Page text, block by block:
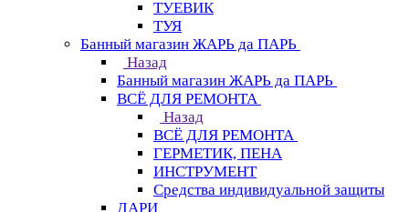
ТУЕВИК
ТУЯ
Банный магазин ЖАРЬ да ПАРЬ
Назад
Банный магазин ЖАРЬ да ПАРЬ
ВСЁ ДЛЯ РЕМОНТА
Назад
ВСЁ ДЛЯ РЕМОНТА
ГЕРМЕТИК, ПЕНА
ИНСТРУМЕНТ
Средства индивидуальной защиты
ДАРИ